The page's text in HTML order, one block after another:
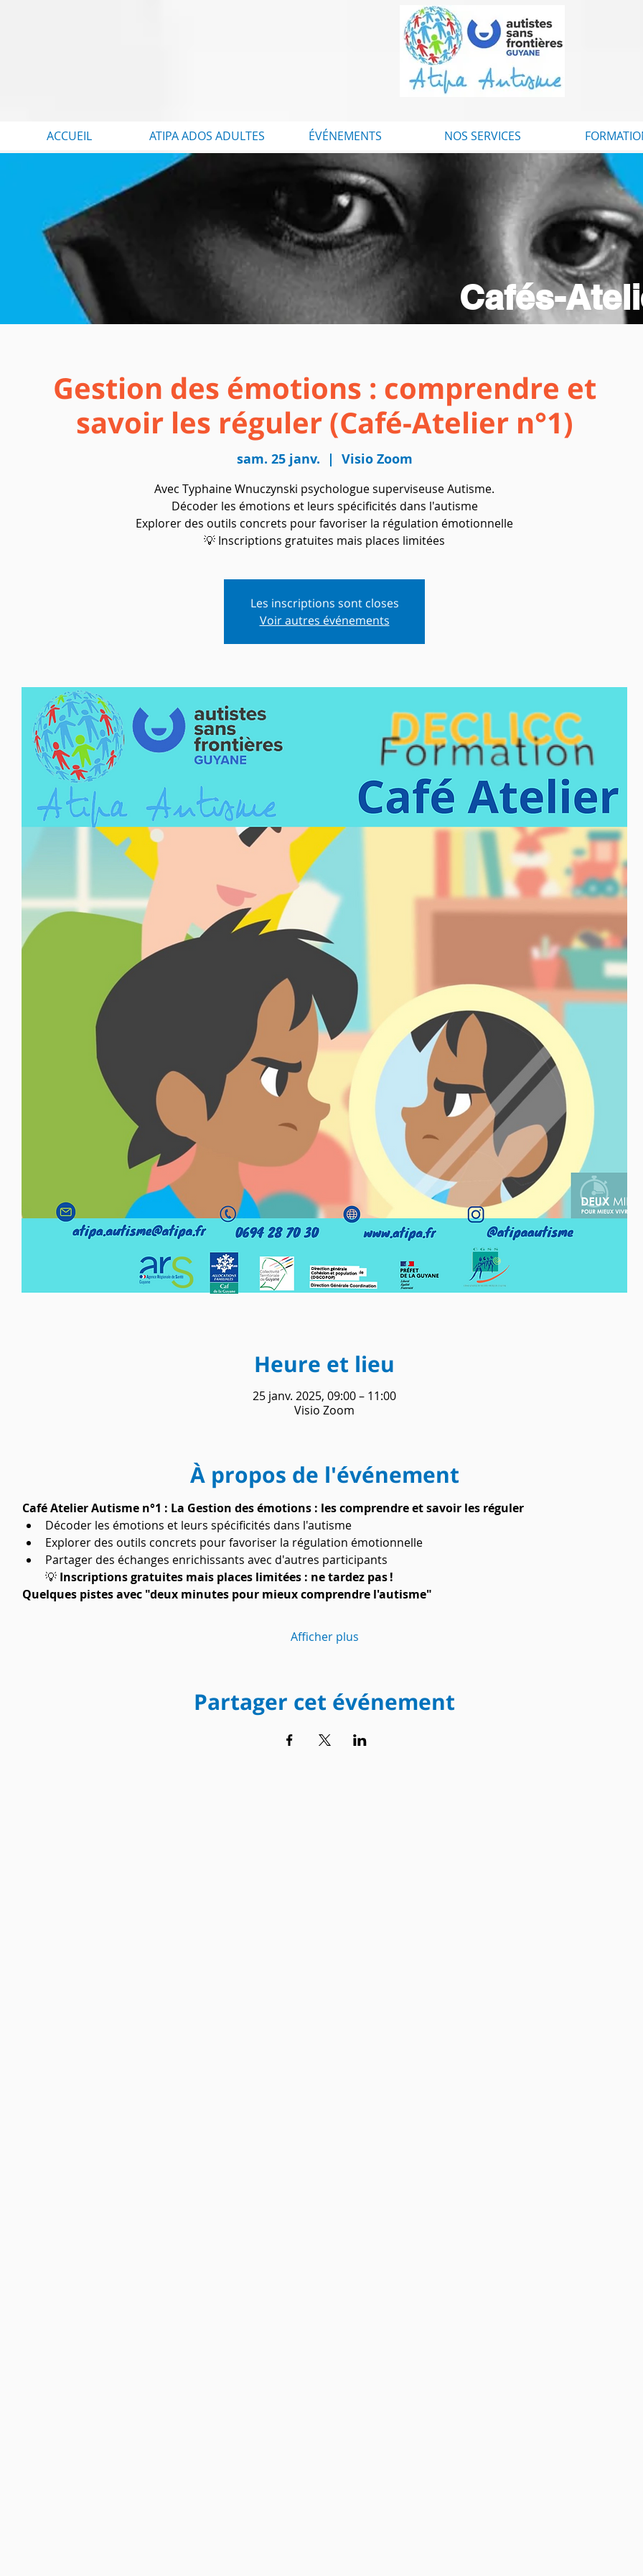
ACCUEIL ATIPA ADOS ADULTES ÉVÉNEMENTS NOS SERVICES
Cafés-
Gestion des émotions : comprendre et
savoir les réguler (Café-Atelier n°1)
sam. 25 janv.
  |
Visio Zoom
Avec Typhaine Wnuczynski psychologue superviseuse Autisme.
Décoder les émotions et leurs spécificités dans l'autisme
Explorer des outils concrets pour favoriser la régulation émotionnelle
💡 Inscriptions gratuites mais places limitées
Les inscriptions sont closes
Voir autres événements
Heure et lieu
25 janv. 2025, 09:00 – 11:00
Visio Zoom
À propos de l'événement
Café Atelier Autisme n°1 : La Gestion des émotions : les comprendre et savoir les réguler
Décoder les émotions et leurs spécificités dans l'autisme
Explorer des outils concrets pour favoriser la régulation émotionnelle
Partager des échanges enrichissants avec d'autres participants
💡 Inscriptions gratuites mais places limitées : ne tardez pas !
Quelques pistes avec "deux minutes pour mieux comprendre l'autisme"
Afficher plus
Partager cet événement